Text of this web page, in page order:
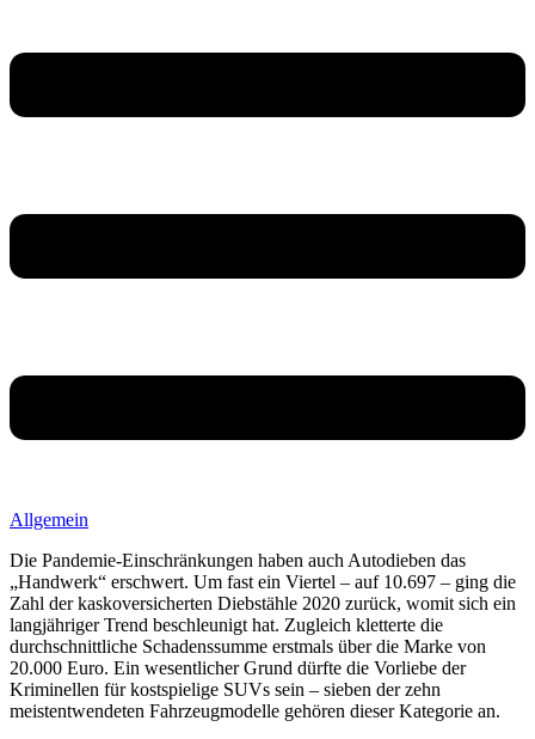
Allgemein
Die Pandemie-Einschränkungen haben auch Autodieben das
„Handwerk“ erschwert. Um fast ein Viertel – auf 10.697 – ging die
Zahl der kaskoversicherten Diebstähle 2020 zurück, womit sich ein
langjähriger Trend beschleunigt hat. Zugleich kletterte die
durchschnittliche Schadenssumme erstmals über die Marke von
20.000 Euro. Ein wesentlicher Grund dürfte die Vorliebe der
Kriminellen für kostspielige SUVs sein – sieben der zehn
meistentwendeten Fahrzeugmodelle gehören dieser Kategorie an.